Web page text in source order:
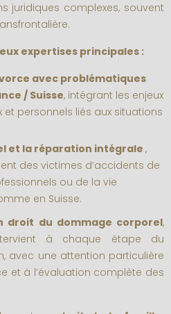
juridiques complexes, souvent
expertises principales :
avec problématiques
/ Suisse, intégrant les enjeux
personnels liés aux situations
et la réparation intégrale ,
des victimes d’accidents de
ou de la vie
en Suisse.
droit du dommage corporel,
à chaque étape du
avec une attention particulière
et à l’évaluation complète des